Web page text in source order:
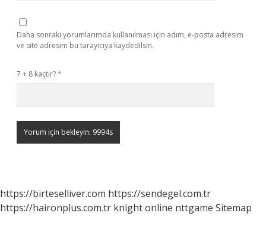
Daha sonraki yorumlarımda kullanılması için adım, e-posta adresim
ve site adresim bu tarayıcıya kaydedilsin.
7 + 8 kaçtır?*
https://birteselliver.com https://sendegel.com.tr
https://haironplus.com.tr knight online nttgame Sitemap